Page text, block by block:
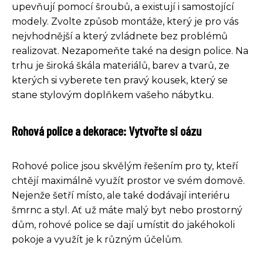
upevňují pomocí šroubů, a existují i ​​samostojící
modely. Zvolte způsob montáže, který je pro vás
nejvhodnější a který zvládnete bez problémů
realizovat. Nezapomeňte také na design police. Na
trhu je široká škála materiálů, barev a tvarů, ze
kterých si vyberete ten pravý kousek, který se
stane stylovým doplňkem vašeho nábytku.
Rohová police a dekorace: Vytvořte si oázu
Rohové police jsou skvělým řešením pro ty, kteří
chtějí maximálně využít prostor ve svém domově.
Nejenže šetří místo, ale také dodávají interiéru
šmrnc a styl. Ať už máte malý byt nebo prostorný
dům, rohové police se dají umístit do jakéhokoli
pokoje a využít je k různým účelům.